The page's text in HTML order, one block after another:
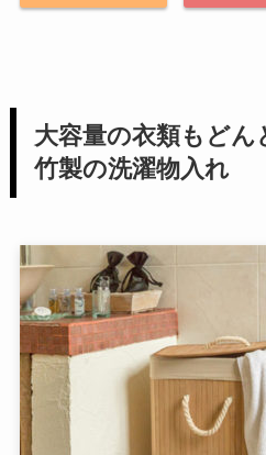
大容量の衣類もどん
竹製の洗濯物入れ